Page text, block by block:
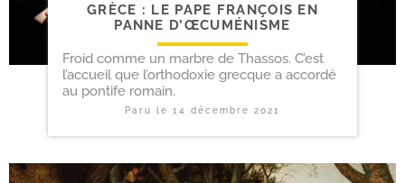
GRÈCE : LE PAPE FRANÇOIS EN
PANNE D’ŒCUMÉNISME
Froid comme un marbre de Thassos. C’est
l’accueil que l’orthodoxie grecque a accordé
au pontife romain.
Paru le 14 décembre 2021